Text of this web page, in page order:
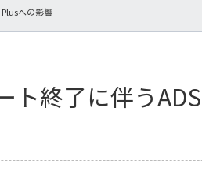
への影響
ト終了に伴う